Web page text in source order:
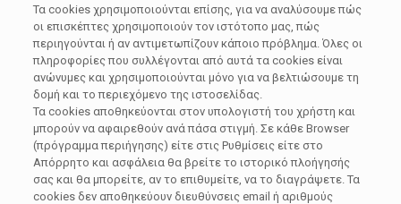
Τα cookies χρησιμοποιούνται επίσης, για να αναλύσουμε πώς
οι επισκέπτες χρησιμοποιούν τον ιστότοπο μας, πώς
περιηγούνται ή αν αντιμετωπίζουν κάποιο πρόβλημα. Όλες οι
πληροφορίες που συλλέγονται από αυτά τα cookies είναι
ανώνυμες και χρησιμοποιούνται μόνο για να βελτιώσουμε τη
δομή και το περιεχόμενο της ιστοσελίδας.
Τα cookies αποθηκεύονται στον υπολογιστή του χρήστη και
μπορούν να αφαιρεθούν ανά πάσα στιγμή. Σε κάθε Browser
(πρόγραμμα περιήγησης) είτε στις Ρυθμίσεις είτε στο
Απόρρητο και ασφάλεια θα βρείτε το ιστορικό πλοήγησής
σας και θα μπορείτε, αν το επιθυμείτε, να το διαγράψετε. Τα
cookies δεν αποθηκεύουν διευθύνσεις email ή αριθμούς